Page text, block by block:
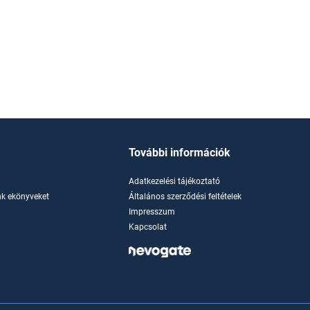
ekönyveket
További információk
Adatkezelési tájékoztató
Általános szerződési feltételek
Impresszum
Kapcsolat